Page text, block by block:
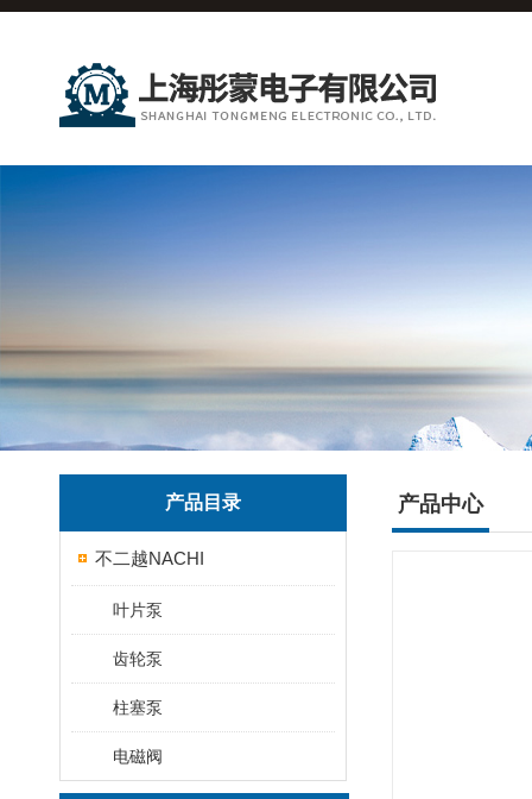
产品目录
不二越NACHI
叶片泵
齿轮泵
柱塞泵
电磁阀
产品中心